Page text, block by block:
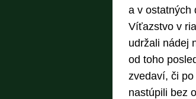
a v ostatných
Víťazstvo v
udržali nádej
od toho
zvedaví, či po
nastúpili bez